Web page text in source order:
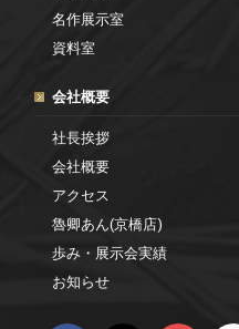
名作展示室
資料室
会社概要
社長挨拶
会社概要
アクセス
魯卿あん(京橋店)
歩み・展示会実績
お知らせ